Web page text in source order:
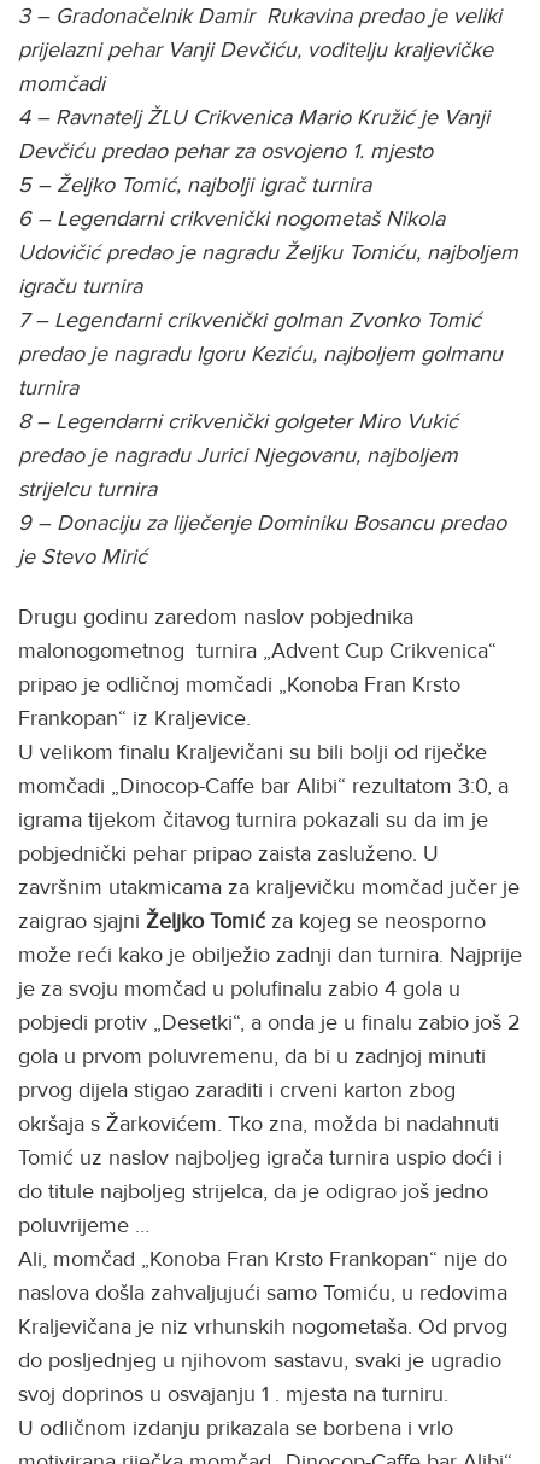
3 – Gradonačelnik Damir Rukavina predao je veliki
prijelazni pehar Vanji Devčiću, voditelju kraljevičke
momčadi
4 – Ravnatelj ŽLU Crikvenica Mario Kružić je Vanji
Devčiću predao pehar za osvojeno 1. mjesto
5 – Željko Tomić, najbolji igrač turnira
6 – Legendarni crikvenički nogometaš Nikola
Udovičić predao je nagradu Željku Tomiću, najboljem
igraču turnira
7 – Legendarni crikvenički golman Zvonko Tomić
predao je nagradu Igoru Keziću, najboljem golmanu
turnira
8 – Legendarni crikvenički golgeter Miro Vukić
predao je nagradu Jurici Njegovanu, najboljem
strijelcu turnira
9 – Donaciju za liječenje Dominiku Bosancu predao
je Stevo Mirić
Drugu godinu zaredom naslov pobjednika
malonogometnog turnira „Advent Cup Crikvenica“
pripao je odličnoj momčadi „Konoba Fran Krsto
Frankopan“ iz Kraljevice.
U velikom finalu Kraljevičani su bili bolji od riječke
momčadi „Dinocop-Caffe bar Alibi“ rezultatom 3:0, a
igrama tijekom čitavog turnira pokazali su da im je
pobjednički pehar pripao zaista zasluženo. U
završnim utakmicama za kraljevičku momčad jučer je
zaigrao sjajni Željko Tomićza kojeg se neosporno
može reći kako je obilježio zadnji dan turnira. Najprije
je za svoju momčad u polufinalu zabio 4 gola u
pobjedi protiv „Desetki“, a onda je u finalu zabio još 2
gola u prvom poluvremenu, da bi u zadnjoj minuti
prvog dijela stigao zaraditi i crveni karton zbog
okršaja s Žarkovićem. Tko zna, možda bi nadahnuti
Tomić uz naslov najboljeg igrača turnira uspio doći i
do titule najboljeg strijelca, da je odigrao još jedno
poluvrijeme …
Ali, momčad „Konoba Fran Krsto Frankopan“ nije do
naslova došla zahvaljujući samo Tomiću, u redovima
Kraljevičana je niz vrhunskih nogometaša. Od prvog
do posljednjeg u njihovom sastavu, svaki je ugradio
svoj doprinos u osvajanju 1 . mjesta na turniru.
U odličnom izdanju prikazala se borbena i vrlo